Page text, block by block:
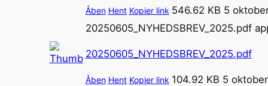
Åben Hent Kopier link 546.62 KB 5
20250605_NYHEDSBREV_2025.pdf
20250605_NYHEDSBREV_2025.pdf
Åben Hent Kopier link 104.92 KB 5